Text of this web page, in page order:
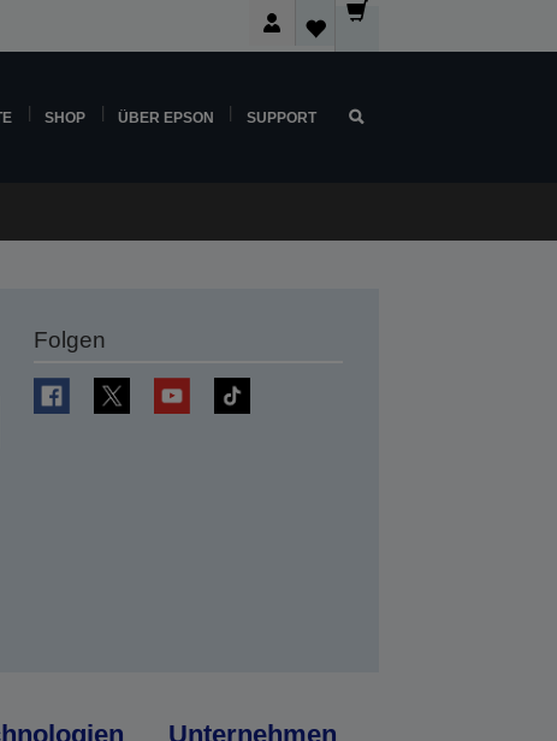
SHOP ÜBER EPSON SUPPORT
Folgen
Unternehmen